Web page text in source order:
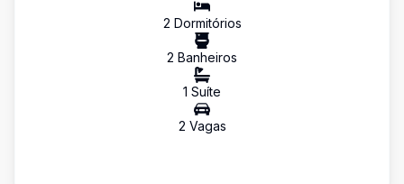
2 Dormitórios
2 Banheiros
1 Suíte
2 Vagas